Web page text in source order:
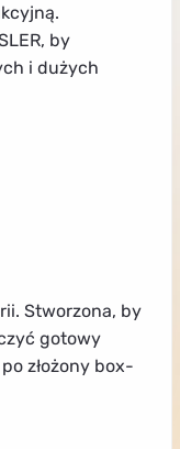
by
i dużych
Stworzona, by
gotowy
złożony box-